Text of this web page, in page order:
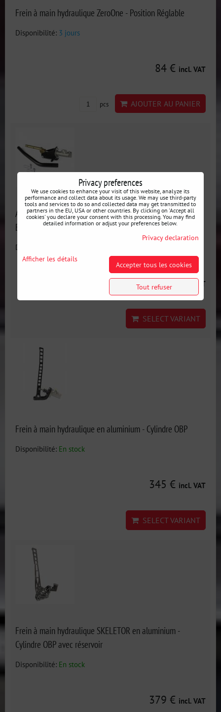
Frein à main hydraulique ZeroOne - Position Réglable
Disponibilité: 3 jours
84 € incl. VAT
pcs AJOUTER AU PANIER
Adaptateur hydraulique pour frein à main de série BMW
E30 - Frein à main hydraulique dissimulé
Disponibilité:
148 € incl. VAT
SELECT VARIANT
Frein à main hydraulique en aluminium - Cylindre OBP
Disponibilité: En stock
345 € incl. VAT
SELECT VARIANT
Frein à main hydraulique SKELETOR en aluminium -
Cylindre OBP avec réservoir
Disponibilité: En stock
379 € incl. VAT
Privacy preferences
We use cookies to enhance your visit of this website, analyze its
performance and collect data about its usage. We may use third-party
tools and services to do so and collected data may get transmitted to
partners in the EU, USA or other countries. By clicking on 'Accept all
cookies' you declare your consent with this processing. You may find
detailed information or adjust your preferences below.
Privacy declaration
Afficher les détails
Accepter tous les cookies
Tout refuser